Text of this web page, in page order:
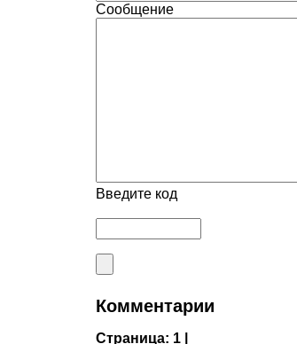
Сообщение
Введите код
Комментарии
Страница: 1 |